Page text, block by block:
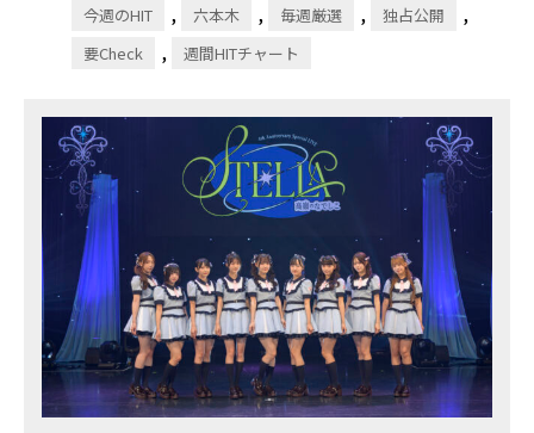
今週のHIT , 六本木 , 毎週厳選 , 独占公開 ,
要Check , 週間HITチャート